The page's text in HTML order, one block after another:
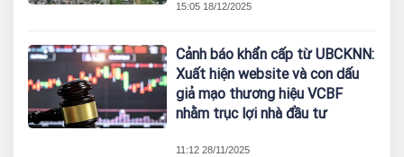
15:05 18/12/2025
Cảnh báo khẩn cấp từ UBCKNN:
Xuất hiện website và con dấu
giả mạo thương hiệu VCBF
nhằm trục lợi nhà đầu tư
11:12 28/11/2025